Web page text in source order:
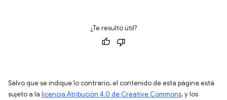
¿Te resultó útil?
Salvo que se indique lo contrario, el contenido de esta página está
sujeto a la licencia Atribución 4.0 de Creative Commons, y los